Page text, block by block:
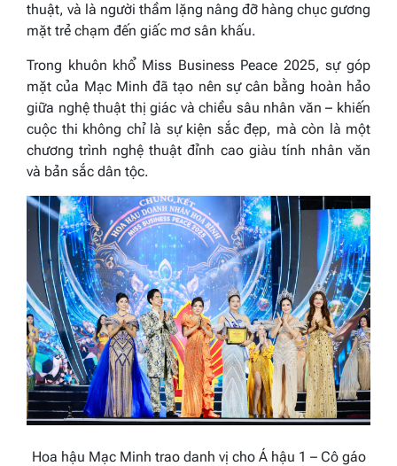
thuật, và là người thầm lặng nâng đỡ hàng chục gương
mặt trẻ chạm đến giấc mơ sân khấu.
Trong khuôn khổ Miss Business Peace 2025, sự góp
mặt của Mạc Minh đã tạo nên sự cân bằng hoàn hảo
giữa nghệ thuật thị giác và chiều sâu nhân văn – khiến
cuộc thi không chỉ là sự kiện sắc đẹp, mà còn là một
chương trình nghệ thuật đỉnh cao giàu tính nhân văn
và bản sắc dân tộc.
Hoa hậu Mạc Minh trao danh vị cho Á hậu 1 – Cô gáo